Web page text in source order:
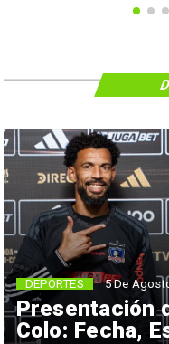
Presentación
Colo: Fecha,
DEPORTES 5 De